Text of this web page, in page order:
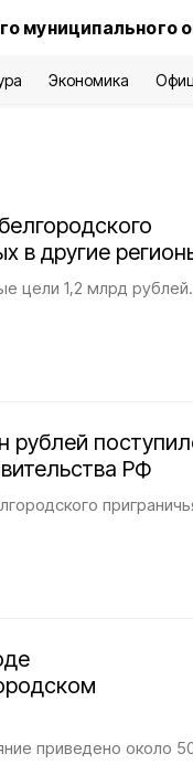
муниципального
Экономика
в другие
цели 1,2 млрд рублей.
рублей
РФ
приведено около